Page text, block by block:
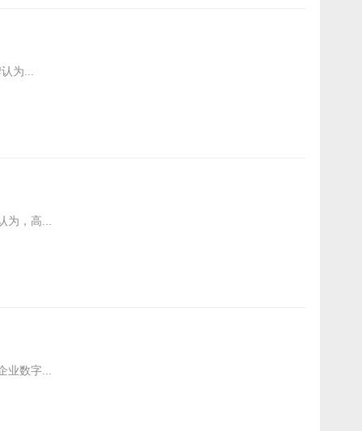
为...
，高...
数字...